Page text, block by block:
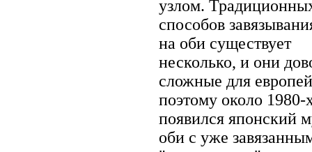
узлом.
способов
на оби существует
несколько, и они
сложные для
поэтому около 1980-
появился японский
оби с уже